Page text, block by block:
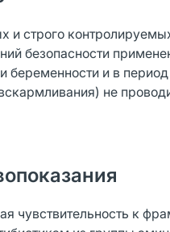
и строго
безопасности
беременности и в период
не
чувствительность к